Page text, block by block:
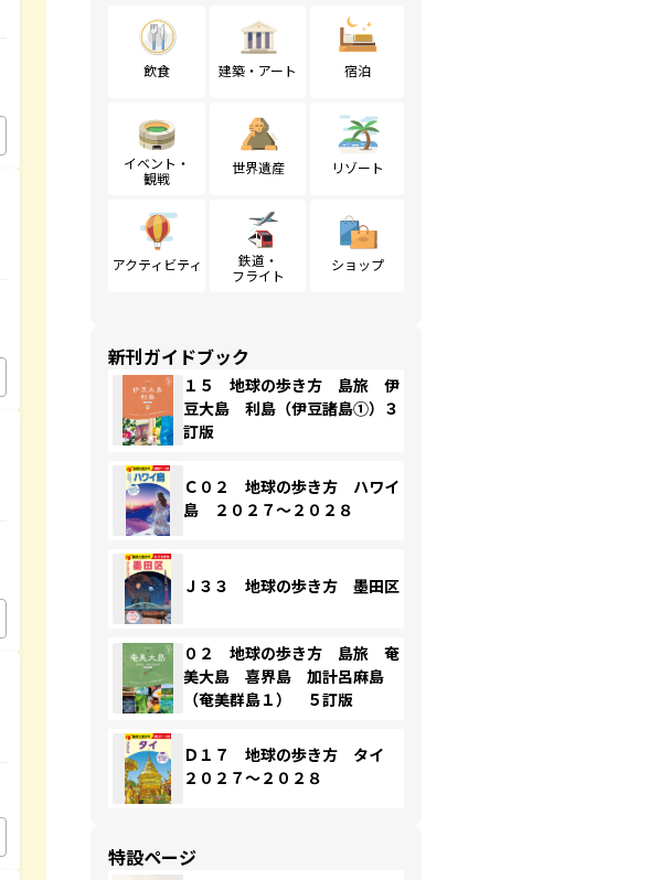
飲食 建築・アート 宿泊
イベント・
観戦
世界遺産 リゾート
アクティビティ
鉄道・
フライト
ショップ
新刊ガイドブック
１５ 地球の歩き方 島旅 伊
豆大島 利島（伊豆諸島①）３
訂版
Ｃ０２ 地球の歩き方 ハワイ
島 ２０２７～２０２８
Ｊ３３ 地球の歩き方 墨田区
０２ 地球の歩き方 島旅 奄
美大島 喜界島 加計呂麻島
（奄美群島１） ５訂版
Ｄ１７ 地球の歩き方 タイ
２０２７～２０２８
特設ページ